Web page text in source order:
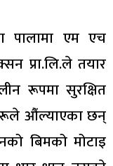
पालामा एम एच
प्रा.लि.ले तयार
रूपमा सुरक्षित
औंल्याएका छन्
बिमको मोटाइ